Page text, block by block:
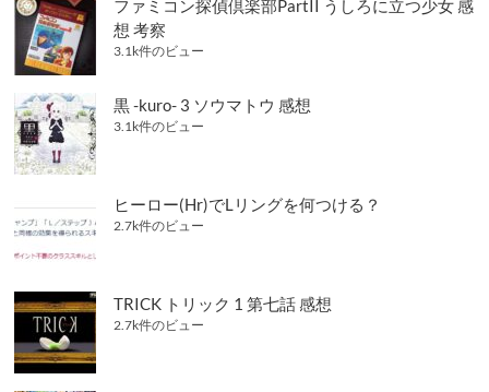
ファミコン探偵倶楽部PartII うしろに立つ少女 感
想 考察
3.1k件のビュー
黒 -kuro- 3 ソウマトウ 感想
3.1k件のビュー
ヒーロー(Hr)でLリングを何つける？
2.7k件のビュー
TRICK トリック 1 第七話 感想
2.7k件のビュー